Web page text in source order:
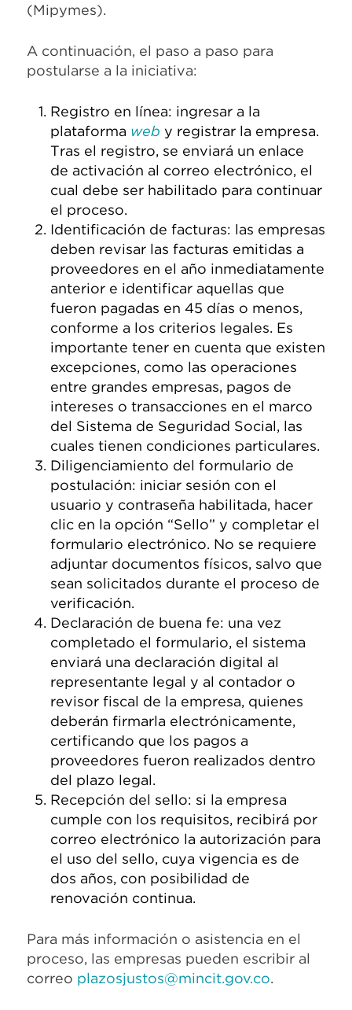
(Mipymes).
A continuación, el paso a paso para
postularse a la iniciativa:
Registro en línea: ingresar a la
plataforma web y registrar la empresa.
Tras el registro, se enviará un enlace
de activación al correo electrónico, el
cual debe ser habilitado para continuar
el proceso.
Identificación de facturas: las empresas
deben revisar las facturas emitidas a
proveedores en el año inmediatamente
anterior e identificar aquellas que
fueron pagadas en 45 días o menos,
conforme a los criterios legales. Es
importante tener en cuenta que existen
excepciones, como las operaciones
entre grandes empresas, pagos de
intereses o transacciones en el marco
del Sistema de Seguridad Social, las
cuales tienen condiciones particulares.
Diligenciamiento del formulario de
postulación: iniciar sesión con el
usuario y contraseña habilitada, hacer
clic en la opción “Sello” y completar el
formulario electrónico. No se requiere
adjuntar documentos físicos, salvo que
sean solicitados durante el proceso de
verificación.
Declaración de buena fe: una vez
completado el formulario, el sistema
enviará una declaración digital al
representante legal y al contador o
revisor fiscal de la empresa, quienes
deberán firmarla electrónicamente,
certificando que los pagos a
proveedores fueron realizados dentro
del plazo legal.
Recepción del sello: si la empresa
cumple con los requisitos, recibirá por
correo electrónico la autorización para
el uso del sello, cuya vigencia es de
dos años, con posibilidad de
renovación continua.
Para más información o asistencia en el
proceso, las empresas pueden escribir al
correo plazosjustos@mincit.gov.co.